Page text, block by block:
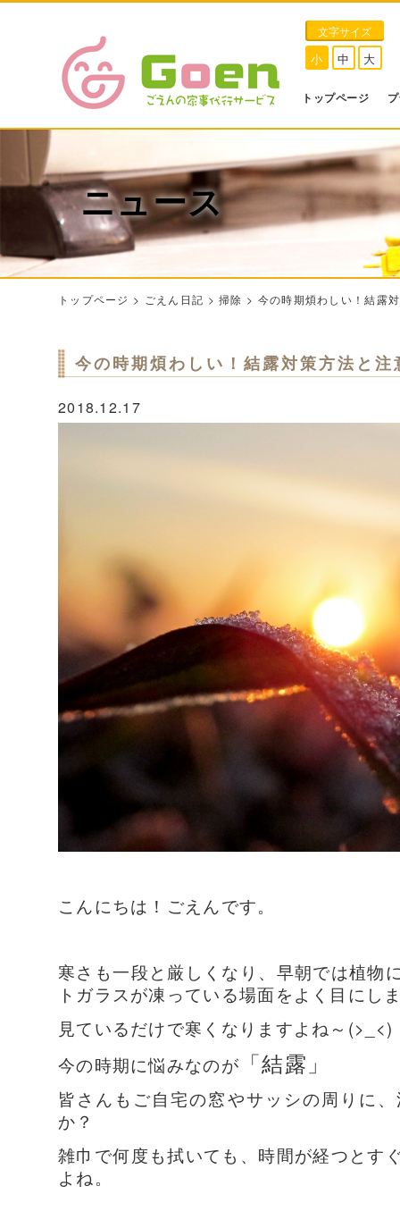
文字サイズ
小 中 大
トップページ
ニュース
トップページ > ごえん日記 >掃除 > 今の時期煩わしい！結露
今の時期煩わしい！結露対策方法と注
2018.12.17
こんにちは！ごえんです。
寒さも一段と厳しくなり、早朝では植物
トガラスが凍っている場面をよく目にし
見ているだけで寒くなりますよね～(>_<)
今の時期に悩みなのが 「結露」
皆さんもご自宅の窓やサッシの周りに
か？
雑巾で何度も拭いても、時間が経つとす
よね。